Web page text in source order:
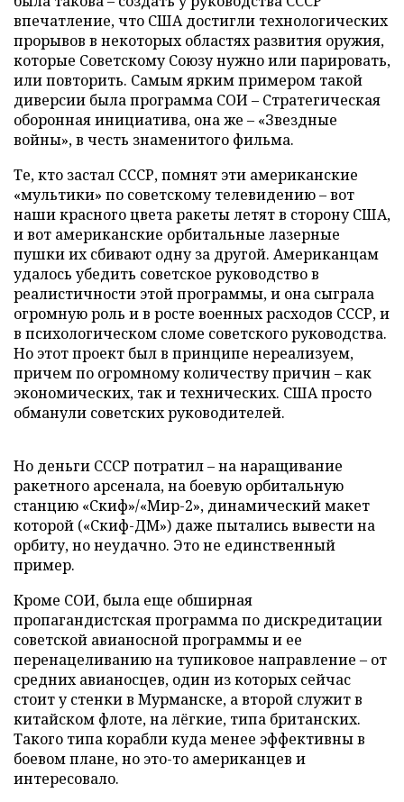
впечатление, что США достигли технологических
прорывов в некоторых областях развития оружия,
которые Советскому Союзу нужно или парировать,
или повторить. Самым ярким примером такой
диверсии была программа СОИ – Стратегическая
оборонная инициатива, она же – «Звездные
войны», в честь знаменитого фильма.
Те, кто застал СССР, помнят эти американские
«мультики» по советскому телевидению – вот
наши красного цвета ракеты летят в сторону США,
и вот американские орбитальные лазерные
пушки их сбивают одну за другой. Американцам
удалось убедить советское руководство в
реалистичности этой программы, и она сыграла
огромную роль и в росте военных расходов СССР, и
в психологическом сломе советского руководства.
Но этот проект был в принципе нереализуем,
причем по огромному количеству причин – как
экономических, так и технических. США просто
обманули советских руководителей.
Но деньги СССР потратил – на наращивание
ракетного арсенала, на боевую орбитальную
станцию «Скиф»/«Мир-2», динамический макет
которой («Скиф-ДМ») даже пытались вывести на
орбиту, но неудачно. Это не единственный
пример.
Кроме СОИ, была еще обширная
пропагандистская программа по дискредитации
советской авианосной программы и ее
перенацеливанию на тупиковое направление – от
средних авианосцев, один из которых сейчас
стоит у стенки в Мурманске, а второй служит в
китайском флоте, на лёгкие, типа британских.
Такого типа корабли куда менее эффективны в
боевом плане, но это-то американцев и
интересовало.